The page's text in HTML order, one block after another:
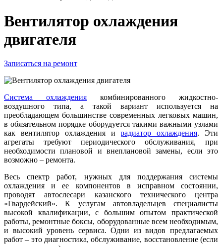
Вентилятор охлаждения
двигателя
Записаться на ремонт
Система охлаждения комбинированного жидкостно-
воздушного типа, а такой вариант используется на
преобладающем большинстве современных легковых машин,
в обязательном порядке оборудуется такими важными узлами
как вентилятор охлаждения ирадиатор охлаждения. Эти
агрегаты требуют периодического обслуживания, при
необходимости плановой и внеплановой замены, если это
возможно – ремонта.
Весь спектр работ, нужных для поддержания системы
охлаждения и ее компонентов в исправном состоянии,
проводят автослесари казанского технического центра
«Гвардейский». К услугам автовладельцев специалисты
высокой квалификации, с большим опытом практической
работы, ремонтные боксы, оборудованные всем необходимым,
и высокий уровень сервиса. Одни из видов предлагаемых
работ – это диагностика, обслуживание, восстановление (если